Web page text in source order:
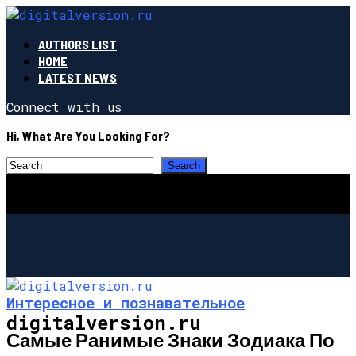
AUTHORS LIST
HOME
LATEST NEWS
Connect with us
Hi, What Are You Looking For?
digitalversion.ru
Интересное и познавательное
Самые Ранимые Знаки Зодиака По